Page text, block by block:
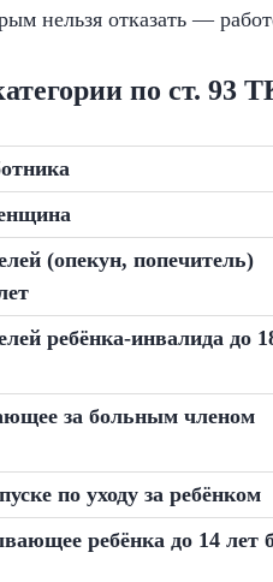
нельзя отказать —
по ст. 93
(опекун, попечитель)
ребёнка-инвалида до
за больным членом
по уходу за ребёнком
ребёнка до 14 лет